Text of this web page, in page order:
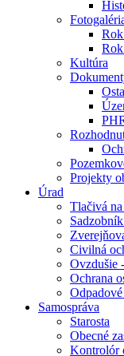
Kultúra
Projekty
Úrad
Tlačivá
Civilná
Ovzdušie
Ochrana
Samospráva
Starosta
Obecné
Kontrolór